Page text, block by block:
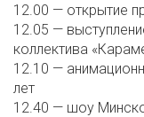
12.00 — открытие
12.05 —
коллектива
12.10 —
лет
12.40 — шоу